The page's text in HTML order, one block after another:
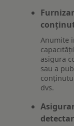
Anumite
asigura
sau a
dvs.